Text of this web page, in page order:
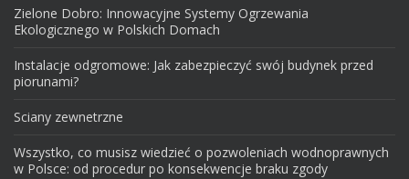
Zielone Dobro: Innowacyjne Systemy Ogrzewania
Ekologicznego w Polskich Domach
Instalacje odgromowe: Jak zabezpieczyć swój budynek przed
piorunami?
Sciany zewnetrzne
Wszystko, co musisz wiedzieć o pozwoleniach wodnoprawnych
w Polsce: od procedur po konsekwencje braku zgody